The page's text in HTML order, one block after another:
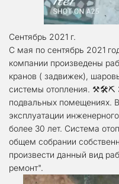
Сентябрь 2021 г.
С мая по сентябрь 2021
компании произведены
кранов ( задвижек),
системы отопления. ⚒️🛠⛏️
подвальных помещениях.
эксплуатации
более 30 лет. Система
общем собрании
произвести данный вид
ремонт".